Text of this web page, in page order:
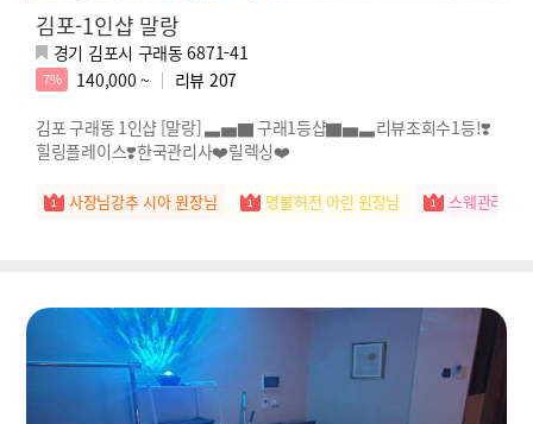
김포-1인샵 말랑
경기 김포시 구래동 6871-41
7% 140,000 ~ 리뷰 207
김포 구래동 1인샵 [말랑] ▃▅▇ 구래1등샵▇▅▃리뷰조회수1등!❣️
힐링플레이스❣️한국관리사❤️릴렉싱❤️
사장님강추 시아 원장님 명불허전 아린 원장님 스웨관리짱